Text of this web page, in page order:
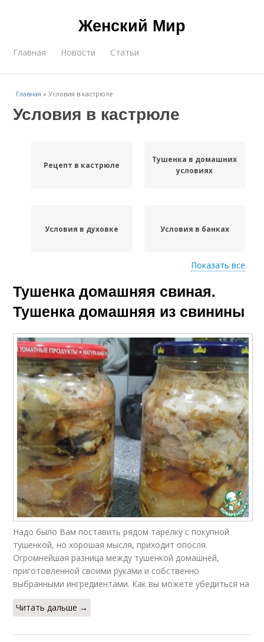
Женский Мир
Главная Новости Статьи
Главная »Условия в кастрюле
Условия в кастрюле
Рецепт в кастрюле
Тушенка в домашних
условиях
Условия в духовке Условия в банках
Приготовление в
кастрюле
Условия из свинины
Тушенка в кастрюле
Условия без
автоклава
Показать все
Тушенка домашняя свиная.
Тушенка домашняя из свинины
Надо было Вам поставить рядом тарелку с покупной
тушенкой, но хорошая мысля, приходит опосля.
Огромнейшая разница между тушенкой домашней,
приготовленной своими руками и собственно
выбранными ингредиентами. Как вы можете убедиться на
Читать дальше →